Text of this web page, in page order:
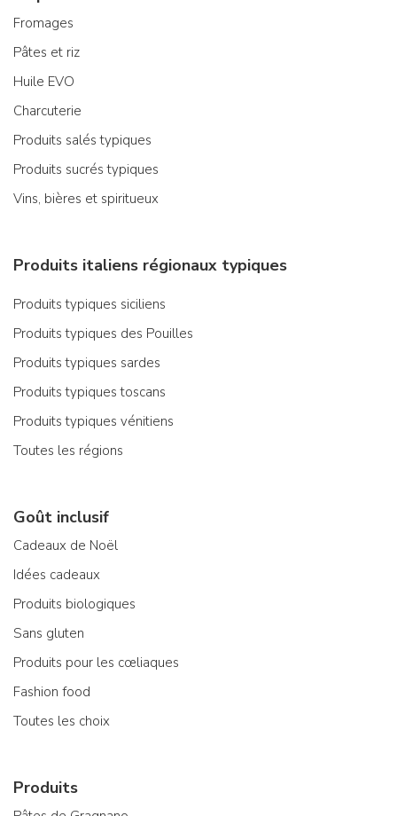
Fromages
Pâtes et riz
Huile EVO
Charcuterie
Produits salés typiques
Produits sucrés typiques
Vins, bières et spiritueux
Produits italiens régionaux typiques
Produits typiques siciliens
Produits typiques des Pouilles
Produits typiques sardes
Produits typiques toscans
Produits typiques vénitiens
Toutes les régions
Goût inclusif
Cadeaux de Noël
Idées cadeaux
Produits biologiques
Sans gluten
Produits pour les cœliaques
Fashion food
Toutes les choix
Produits